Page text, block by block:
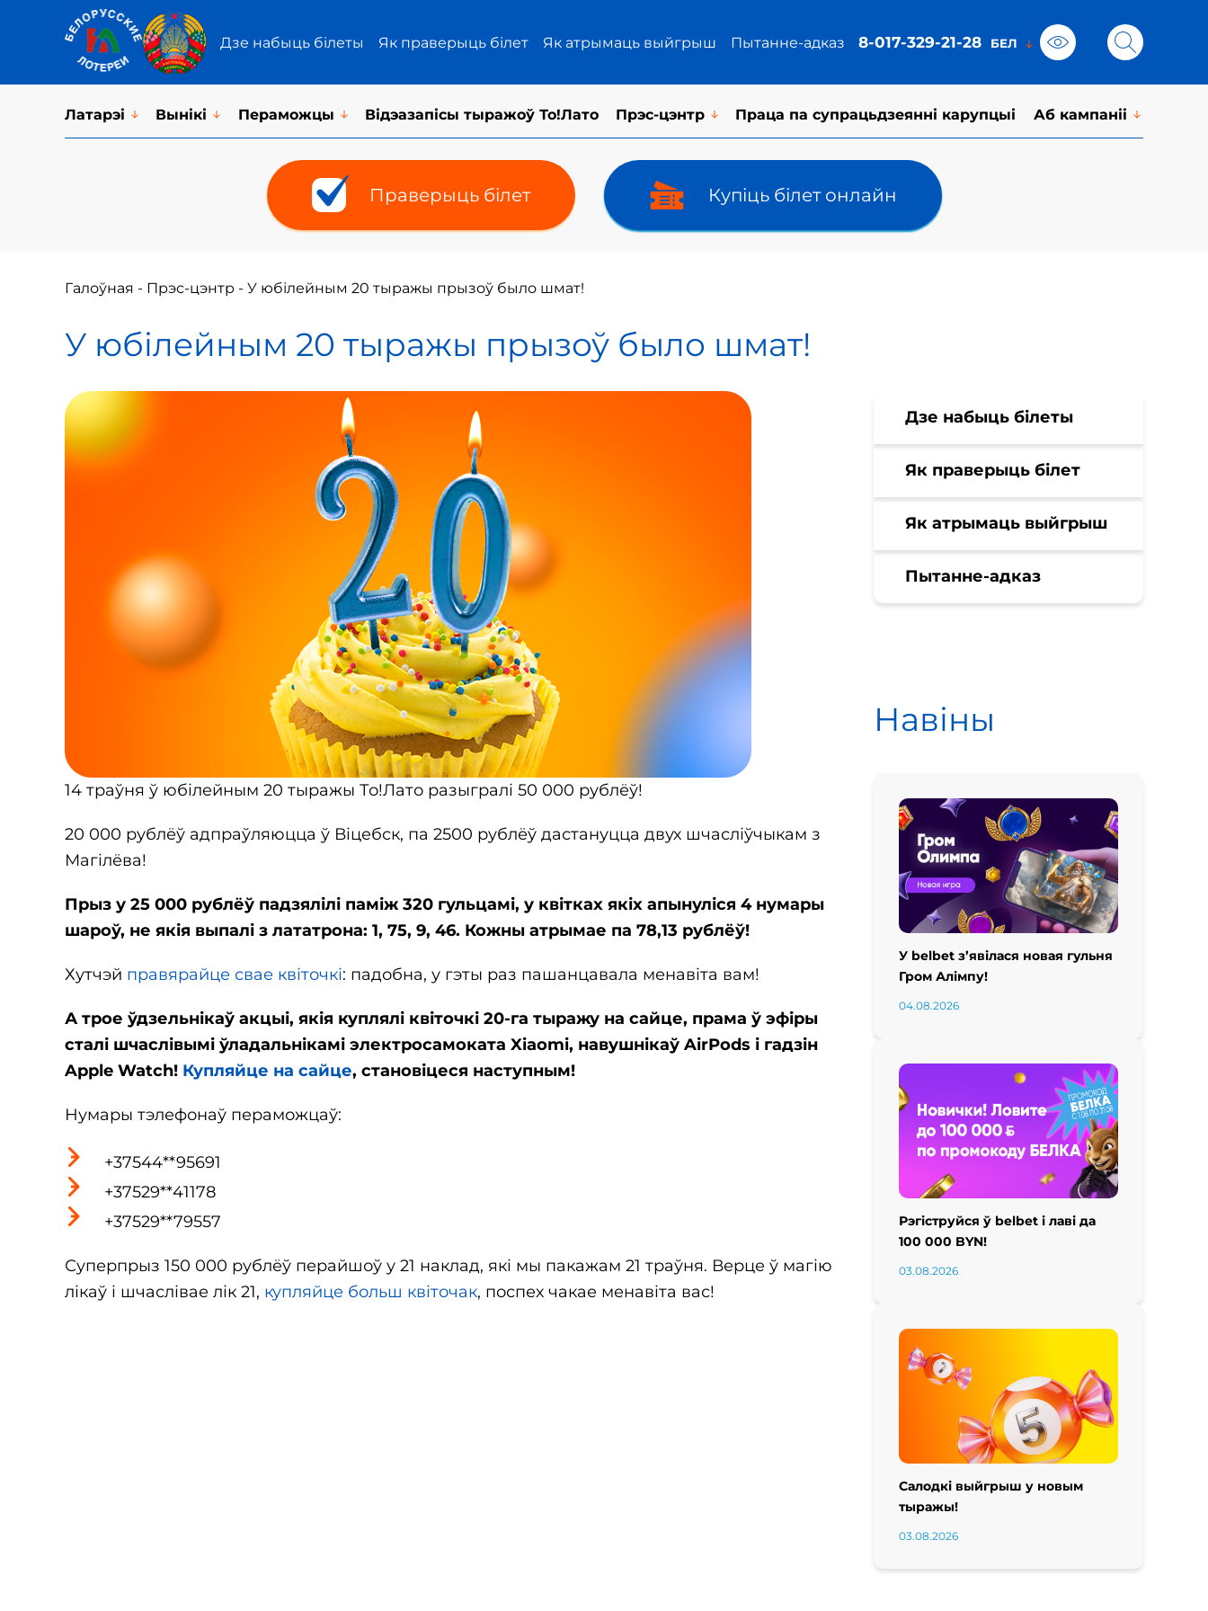
Дзе набыць білеты Як праверыць білет Як атрымаць выйгрыш Пытанне-адказ 8-017-329-21-28
Латарэi Вынікі Пераможцы Відэазапісы тыражоў То!Лато Прэс-цэнтр Праца па супрацьдзеянні карупцыі Аб кампаніі
Праверыць білет Купіць білет онлайн
Галоўная - Прэс-цэнтр - У юбілейным 20 тыражы прызоў было шмат!
У юбілейным 20 тыражы прызоў было шмат!
14 траўня ў юбілейным 20 тыражы То!Лато разыгралі 50 000 рублёў!
20 000 рублёў адпраўляюцца ў Віцебск, па 2500 рублёў дастануцца двух шчасліўчыкам з
Магілёва!
Прыз у 25 000 рублёў падзялілі паміж 320 гульцамі, у квітках якіх апынуліся 4 нумары
шароў, не якія выпалі з лататрона: 1, 75, 9, 46. Кожны атрымае па 78,13 рублёў!
Хутчэй правярайце свае квіточкі: падобна, у гэты раз пашанцавала менавіта вам!
А трое ўдзельнікаў акцыі, якія куплялі квіточкі 20-га тыражу на сайце, прама ў эфіры
сталі шчаслівымі ўладальнікамі электросамоката Xiaomi, навушнікаў AirPods і гадзін
Apple Watch! Купляйце на сайце, становіцеся наступным!
Нумары тэлефонаў пераможцаў:
+37544**95691
+37529**41178
+37529**79557
Суперпрыз 150 000 рублёў перайшоў у 21 наклад, які мы пакажам 21 траўня. Верце ў магію
лікаў і шчаслівае лік 21, купляйце больш квіточак, поспех чакае менавіта вас!
Дзе набыць білеты
Як праверыць білет
Як атрымаць выйгрыш
Пытанне-адказ
Навіны
У belbet з’явілася новая гульня
Гром Алімпу!
04.08.2026
Рэгіструйся ў belbet і лаві да
100 000 BYN!
03.08.2026
Салодкі выйгрыш у новым
тыражы!
03.08.2026